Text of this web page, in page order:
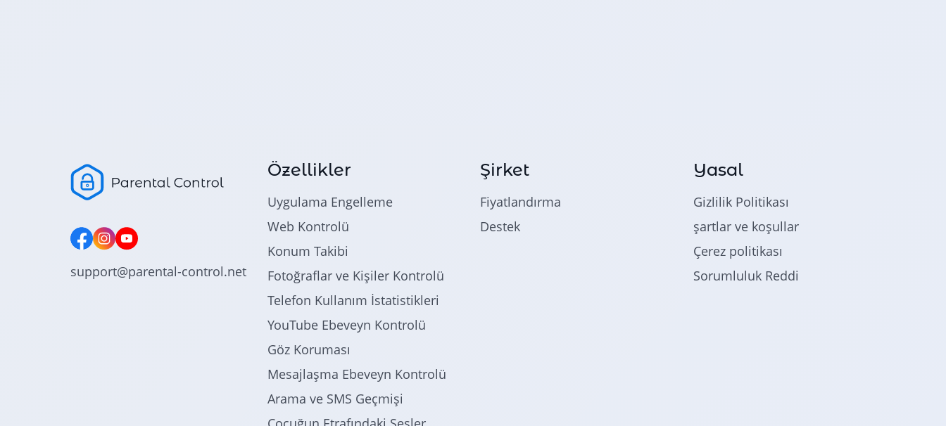
support@parental-control.net
Özellikler
Uygulama Engelleme
Web Kontrolü
Konum Takibi
Fotoğraflar ve Kişiler Kontrolü
Telefon Kullanım İstatistikleri
YouTube Ebeveyn Kontrolü
Göz Koruması
Mesajlaşma Ebeveyn Kontrolü
Arama ve SMS Geçmişi
Şirket
Fiyatlandırma
Destek
Yasal
Gizlilik Politikası
şartlar ve koşullar
Çerez politikası
Sorumluluk Reddi